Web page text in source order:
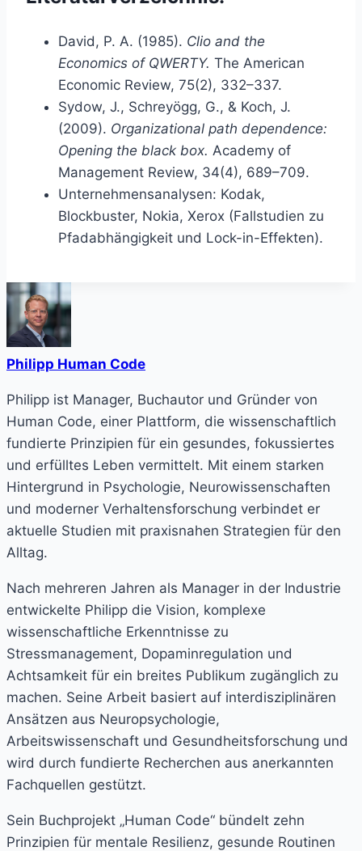
David, P. A. (1985). Clio and the
Economics of QWERTY. The American
Economic Review, 75(2), 332–337.
Sydow, J., Schreyögg, G., & Koch, J.
(2009). Organizational path dependence:
Opening the black box. Academy of
Management Review, 34(4), 689–709.
Unternehmensanalysen: Kodak,
Blockbuster, Nokia, Xerox (Fallstudien zu
Pfadabhängigkeit und Lock-in-Effekten).
Philipp Human Code
Philipp ist Manager, Buchautor und Gründer von
Human Code, einer Plattform, die wissenschaftlich
fundierte Prinzipien für ein gesundes, fokussiertes
und erfülltes Leben vermittelt. Mit einem starken
Hintergrund in Psychologie, Neurowissenschaften
und moderner Verhaltensforschung verbindet er
aktuelle Studien mit praxisnahen Strategien für den
Alltag.
Nach mehreren Jahren als Manager in der Industrie
entwickelte Philipp die Vision, komplexe
wissenschaftliche Erkenntnisse zu
Stressmanagement, Dopaminregulation und
Achtsamkeit für ein breites Publikum zugänglich zu
machen. Seine Arbeit basiert auf interdisziplinären
Ansätzen aus Neuropsychologie,
Arbeitswissenschaft und Gesundheitsforschung und
wird durch fundierte Recherchen aus anerkannten
Fachquellen gestützt.
Sein Buchprojekt „Human Code“ bündelt zehn
Prinzipien für mentale Resilienz, gesunde Routinen